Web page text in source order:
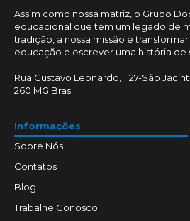
Assim como nossa matriz, o Grupo
educacional que tem um legado de
tradição, a nossa missão é
educação e escrever uma história de
Rua Gustavo Leonardo, 1127-São
260 MG Brasil
Informações
Sobre Nós
Contatos
Blog
Trabalhe Conosco